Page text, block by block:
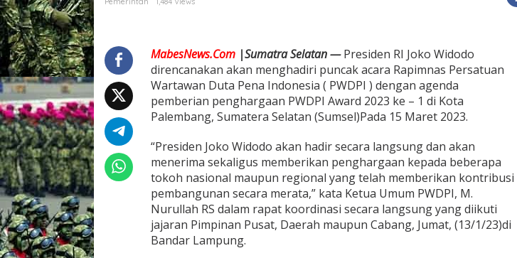
w
i
A
k
a
n
H
d
i
r
P
e
n
g
a
MabesNews.Com|Sumatra Selatan —Presiden RI Joko Widodo
direncanakan akan menghadiri puncak acara Rapimnas Persatuan
Wartawan Duta Pena Indonesia ( PWDPI ) dengan agenda
pemberian penghargaan PWDPI Award 2023 ke – 1 di Kota
Palembang, Sumatera Selatan (Sumsel)Pada 15 Maret 2023.
“Presiden Joko Widodo akan hadir secara langsung dan akan
menerima sekaligus memberikan penghargaan kepada beberapa
tokoh nasional maupun regional yang telah memberikan kontribusi
pembangunan secara merata,” kata Ketua Umum PWDPI, M.
Nurullah RS dalam rapat koordinasi secara langsung yang diikuti
jajaran Pimpinan Pusat, Daerah maupun Cabang, Jumat, (13/1/23)di
Bandar Lampung.